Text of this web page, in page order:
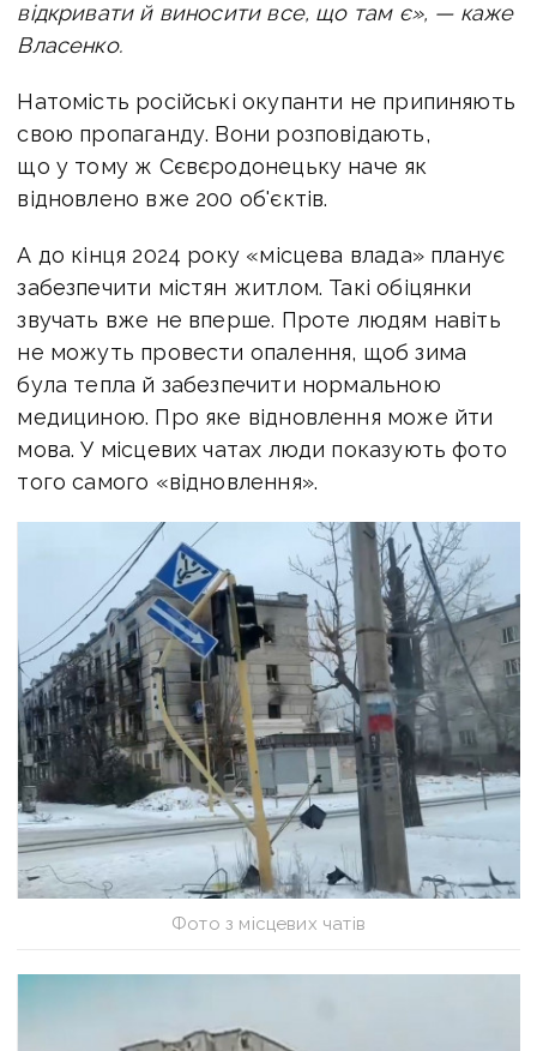
відкривати й виносити все, що там є», — каже
Власенко.
Натомість російські окупанти не припиняють
свою пропаганду. Вони розповідають,
що у тому ж Сєвєродонецьку наче як
відновлено вже 200 об'єктів.
А до кінця 2024 року «місцева влада» планує
забезпечити містян житлом. Такі обіцянки
звучать вже не вперше. Проте людям навіть
не можуть провести опалення, щоб зима
була тепла й забезпечити нормальною
медициною. Про яке відновлення може йти
мова. У місцевих чатах люди показують фото
того самого «відновлення».
Фото з місцевих чатів